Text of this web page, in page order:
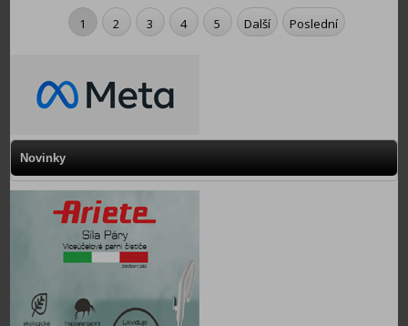
1 2 3 4 5 Další Poslední
Novinky